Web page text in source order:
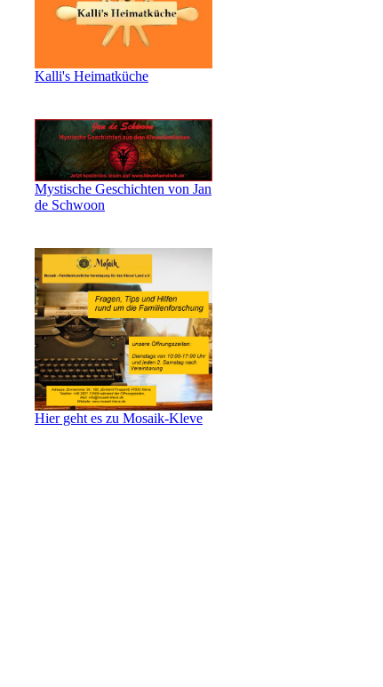
Kalli's Heimatküche
Mystische Geschichten von Jan
de Schwoon
Hier geht es zu Mosaik-Kleve